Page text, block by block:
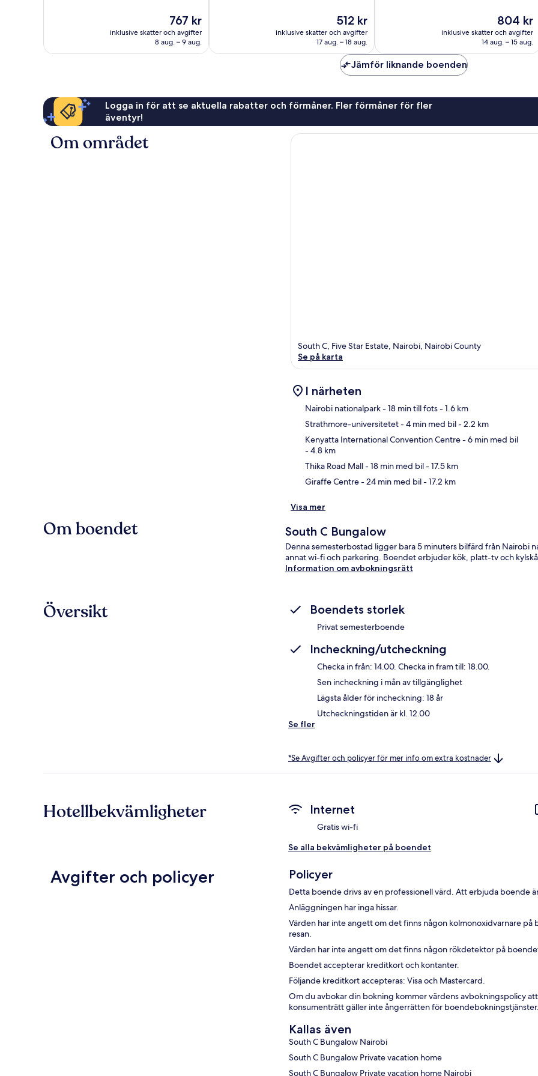
Priset
är
767 kr
767 kr
inklusive skatter och avgifter
8 aug. – 9 aug.
Priset
är
512 kr
512 kr
inklusive skatter och avgifter
17 aug. – 18 aug.
Priset
är
804 kr
804 kr
inklusive skatter och avgifter
14 aug. – 15 aug.
Jämför liknande boenden
Logga in för att se aktuella rabatter och förmåner. Fler förmåner för fler
äventyr!
Om området
South C, Five Star Estate, Nairobi, Nairobi County
Se på karta
I närheten
Nairobi nationalpark- 18 min till fots- 1.6 km
Strathmore-universitetet- 4 min med bil- 2.2 km
Kenyatta International Convention Centre- 6 min med bil
- 4.8 km
Thika Road Mall- 18 min med bil- 17.5 km
Giraffe Centre- 24 min med bil- 17.2 km
Visa mer
Om boendet South C Bungalow
Denna semesterbostad ligger bara 5 minuters bilfärd från Nairobi
annat wi-fi och parkering. Boendet erbjuder kök, platt-tv och
Information om avbokningsrätt
Översikt Boendets storlek
Privat semesterboende
Incheckning/utcheckning
Checka in från: 14.00. Checka in fram till: 18.00.
Sen incheckning i mån av tillgänglighet
Lägsta ålder för incheckning: 18 år
Utcheckningstiden är kl. 12.00
Se fler
*Se Avgifter och policyer för mer info om extra kostnader
Hotellbekvämligheter Internet
Gratis wi-fi
Se alla bekvämligheter på boendet
Avgifter och policyer Policyer
Detta boende drivs av en professionell värd. Att erbjuda boende
Anläggningen har inga hissar.
Värden har inte angett om det finns någon kolmonoxidvarnare
resan.
Värden har inte angett om det finns någon rökdetektor på
Boendet accepterar kreditkort och kontanter.
Följande kreditkort accepteras: Visa och Mastercard.
Om du avbokar din bokning kommer värdens avbokningspolicy
konsumenträtt gäller inte ångerrätten för
Kallas även
South C Bungalow Nairobi
South C Bungalow Private vacation home
South C Bungalow Private vacation home Nairobi